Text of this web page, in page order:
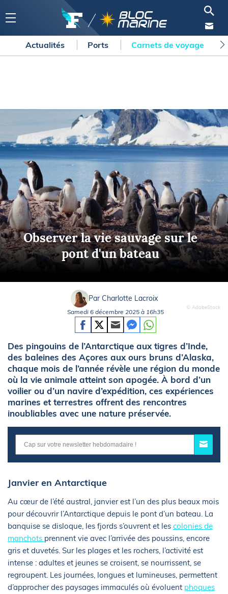
Actualités Ports Carnets de voyage
Observer la vie sauvage sur le
pont d'un bateau
© AdobeStock
Par Charlotte Lacroix
Samedi 6 décembre 2025 à 16h35
Des pingouins de l’Antarctique aux tigres d’Inde,
des baleines des Açores aux ours bruns d’Alaska,
chaque mois de l’année révèle une région du monde
où la vie animale atteint son apogée. À bord d’un
voilier ou d’un navire d’expédition, ces expériences
marines et terrestres offrent des rencontres
inoubliables avec une nature préservée.
Janvier en Antarctique
Au cœur de l’été austral, janvier est l’un des plus beaux mois
pour découvrir l’Antarctique depuis le pont d’un bateau. La
banquise se disloque, les fjords s’ouvrent et les colonies de
manchots prennent vie avec l’arrivée des poussins, encore
gris et duvetés. Sur les plages et les rochers, l’activité est
intense : adultes et jeunes se croisent, se nourrissent, se
regroupent. Les journées, longues et lumineuses, permettent
d’approcher des paysages immaculés où évoluent phoques